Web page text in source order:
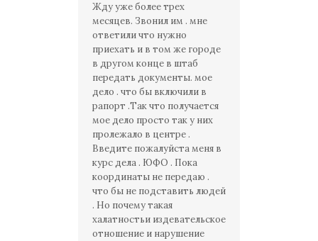
Жду уже более трех
месяцев. Звонил им . мне
ответили что нужно
приехать и в том же городе
в другом конце в штаб
передать документы. мое
дело . что бы включили в
рапорт .Так что получается
мое дело просто так у них
пролежало в центре .
Введите пожалуйста меня в
курс дела . ЮФО . Пока
координаты не передаю .
что бы не подставить людей
. Но почему такая
халатностьи издевательское
отношение и нарушение